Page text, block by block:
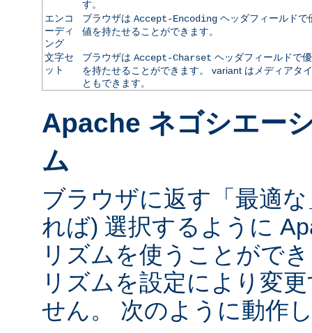
す。
エンコ
ーディ
ング
ブラウザは Accept-Encodingヘッダフィールドで
値を持たせることができます。
文字セ
ット
ブラウザは Accept-Charset ヘッダフィールドで
を持たせることができます。 variant はメディアタ
ともできます。
Apache ネゴシエー
ム
ブラウザに返す「最適
れば) 選択するように
リズムを使うことがで
リズムを設定により変
せん。 次のように動作